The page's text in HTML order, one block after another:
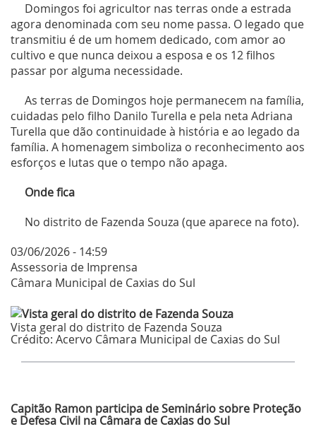
Domingos foi agricultor nas terras onde a estrada
agora denominada com seu nome passa. O legado que
transmitiu é de um homem dedicado, com amor ao
cultivo e que nunca deixou a esposa e os 12 filhos
passar por alguma necessidade.
As terras de Domingos hoje permanecem na família,
cuidadas pelo filho Danilo Turella e pela neta Adriana
Turella que dão continuidade à história e ao legado da
família. A homenagem simboliza o reconhecimento aos
esforços e lutas que o tempo não apaga.
Onde fica
No distrito de Fazenda Souza (que aparece na foto).
03/06/2026 - 14:59
Assessoria de Imprensa
Câmara Municipal de Caxias do Sul
Vista geral do distrito de Fazenda Souza
Crédito: Acervo Câmara Municipal de Caxias do Sul
Capitão Ramon participa de Seminário sobre Proteção
e Defesa Civil na Câmara de Caxias do Sul